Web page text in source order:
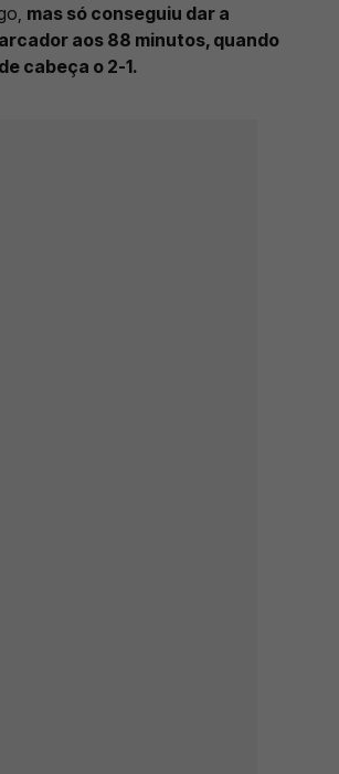
mas só conseguiu dar a
aos 88 minutos, quando
cabeça o 2-1.